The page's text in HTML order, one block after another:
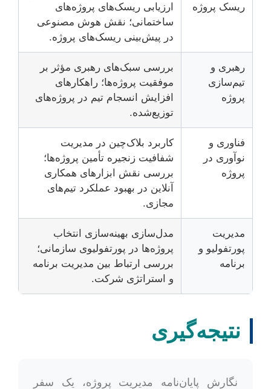
ریسک پروژه
ارزیابی ریسک‌های پروژه‌های
ساختمانی؛ نقش هوش مصنوعی
در پیش‌بینی ریسک‌های پروژه.
رهبری و
تیم‌سازی
پروژه
بررسی سبک‌های رهبری مؤثر بر
موفقیت پروژه‌ها؛ راهکارهای
افزایش انسجام تیم در پروژه‌های
توزیع‌شده.
فناوری و
نوآوری در
پروژه
کاربرد بلاک‌چین در مدیریت
شفافیت زنجیره تأمین پروژه‌ها؛
بررسی نقش ابزارهای همکاری
آنلاین در بهبود عملکرد تیم‌های
مجازی.
مدیریت
پورتفولیو و
برنامه
مدل‌سازی بهینه‌سازی انتخاب
پروژه‌ها در پورتفولیوی سازمانی؛
بررسی ارتباط بین مدیریت برنامه
و استراتژی شرکت.
نتیجه‌گیری
نگارش پایان‌نامه مدیریت پروژه، یک سفر